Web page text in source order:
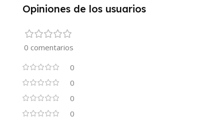
Opiniones de los usuarios
0 comentarios
0
0
0
0